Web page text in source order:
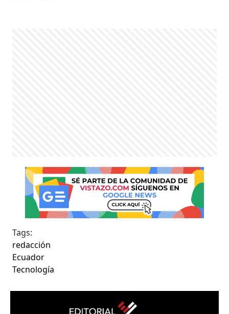
Tags:
redacción
Ecuador
Tecnología